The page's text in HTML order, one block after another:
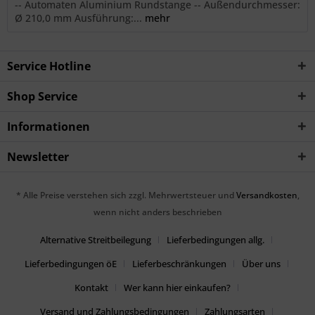
-- Automaten Aluminium Rundstange -- Außendurchmesser:
Ø 210,0 mm Ausführung:... mehr
Service Hotline
Shop Service
Informationen
Newsletter
* Alle Preise verstehen sich zzgl. Mehrwertsteuer und Versandkosten,
wenn nicht anders beschrieben
Alternative Streitbeilegung
Lieferbedingungen allg.
Lieferbedingungen öE
Lieferbeschränkungen
Über uns
Kontakt
Wer kann hier einkaufen?
Versand und Zahlungsbedingungen
Zahlungsarten